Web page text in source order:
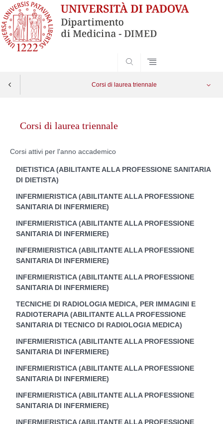
Corsi di laurea triennale
Corsi di laurea triennale
Corsi attivi per l'anno accademico
DIETISTICA (ABILITANTE ALLA PROFESSIONE SANITARIA
DI DIETISTA)
INFERMIERISTICA (ABILITANTE ALLA PROFESSIONE
SANITARIA DI INFERMIERE)
INFERMIERISTICA (ABILITANTE ALLA PROFESSIONE
SANITARIA DI INFERMIERE)
INFERMIERISTICA (ABILITANTE ALLA PROFESSIONE
SANITARIA DI INFERMIERE)
INFERMIERISTICA (ABILITANTE ALLA PROFESSIONE
SANITARIA DI INFERMIERE)
TECNICHE DI RADIOLOGIA MEDICA, PER IMMAGINI E
RADIOTERAPIA (ABILITANTE ALLA PROFESSIONE
SANITARIA DI TECNICO DI RADIOLOGIA MEDICA)
INFERMIERISTICA (ABILITANTE ALLA PROFESSIONE
SANITARIA DI INFERMIERE)
INFERMIERISTICA (ABILITANTE ALLA PROFESSIONE
SANITARIA DI INFERMIERE)
INFERMIERISTICA (ABILITANTE ALLA PROFESSIONE
SANITARIA DI INFERMIERE)
INFERMIERISTICA (ABILITANTE ALLA PROFESSIONE